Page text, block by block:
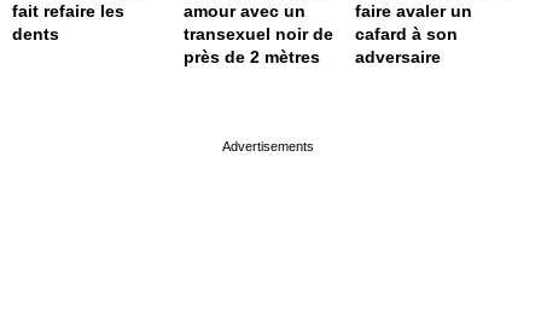
fait refaire les
dents
amour avec un
transexuel noir de
près de 2 mètres
faire avaler un
cafard à son
adversaire